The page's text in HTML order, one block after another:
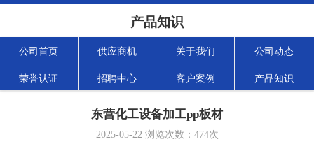
产品知识
公司首页 供应商机 关于我们 公司动态
荣誉认证 招聘中心 客户案例 产品知识
东营化工设备加工pp板材
2025-05-22浏览次数： 474次